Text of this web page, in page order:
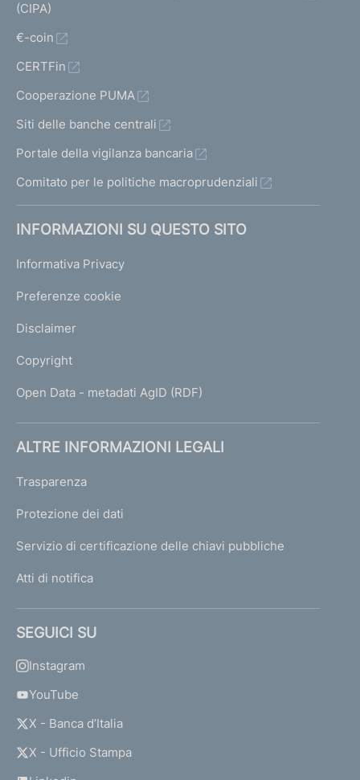
(CIPA)
€-coin
CERTFin
Cooperazione PUMA
Siti delle banche centrali
Portale della vigilanza bancaria
Comitato per le politiche macroprudenziali
INFORMAZIONI SU QUESTO SITO
Informativa Privacy
Preferenze cookie
Disclaimer
Copyright
Open Data - metadati AgID (RDF)
ALTRE INFORMAZIONI LEGALI
Trasparenza
Protezione dei dati
Servizio di certificazione delle chiavi pubbliche
Atti di notifica
SEGUICI SU
Instagram
YouTube
X - Banca d’Italia
X - Ufficio Stampa